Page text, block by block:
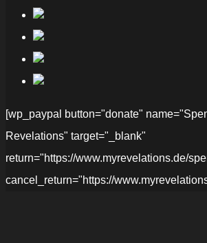
[wp_paypal button="donate"
Revelations" target="_blank"
return="https://www.myrevelations.de/
cancel_return="https://